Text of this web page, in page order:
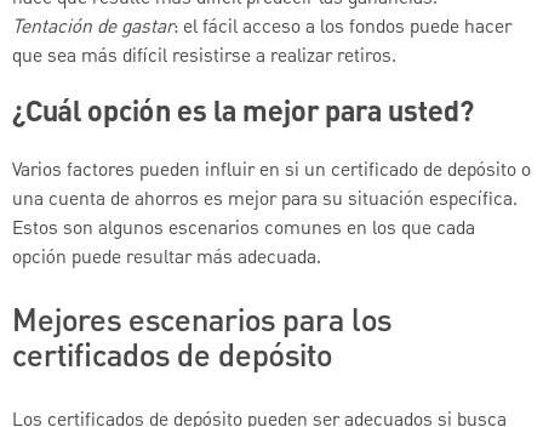
Tentación de gastar: el fácil acceso a los fondos puede hacer
que sea más difícil resistirse a realizar retiros.
¿Cuál opción es la mejor para usted?
Varios factores pueden influir en si un certificado de depósito o
una cuenta de ahorros es mejor para su situación específica.
Estos son algunos escenarios comunes en los que cada
opción puede resultar más adecuada.
Mejores escenarios para los
certificados de depósito
Los certificados de depósito pueden ser adecuados si busca